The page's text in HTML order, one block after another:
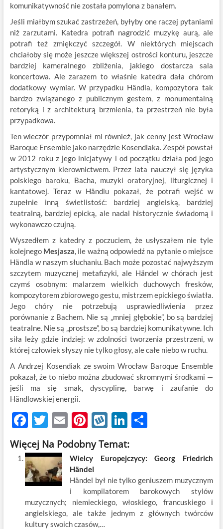
komunikatywność nie została pomylona z banałem.
Jeśli miałbym szukać zastrzeżeń, byłyby one raczej pytaniami
niż zarzutami. Katedra potrafi nagrodzić muzykę aurą, ale
potrafi też zmiękczyć szczegół. W niektórych miejscach
chciałoby się może jeszcze większej ostrości konturu, jeszcze
bardziej kameralnego zbliżenia, jakiego dostarcza sala
koncertowa. Ale zarazem to właśnie katedra dała chórom
dodatkowy wymiar. W przypadku Händla, kompozytora tak
bardzo związanego z publicznym gestem, z monumentalną
retoryką i z architekturą brzmienia, ta przestrzeń nie była
przypadkowa.
Ten wieczór przypomniał mi również, jak cenny jest Wrocław
Baroque Ensemble jako narzędzie Kosendiaka. Zespół powstał
w 2012 roku z jego inicjatywy i od początku działa pod jego
artystycznym kierownictwem. Przez lata nauczył się języka
polskiego baroku, Bacha, muzyki oratoryjnej, liturgicznej i
kantatowej. Teraz w Händlu pokazał, że potrafi wejść w
zupełnie inną świetlistość: bardziej angielską, bardziej
teatralną, bardziej epicką, ale nadal historycznie świadomą i
wykonawczo czujną.
Wyszedłem z katedry z poczuciem, że usłyszałem nie tyle
kolejnego Mesjasza, ile ważną odpowiedź na pytanie o miejsce
Händla w naszym słuchaniu. Bach może pozostać najwyższym
szczytem muzycznej metafizyki, ale Händel w chórach jest
czymś osobnym: malarzem wielkich duchowych fresków,
kompozytorem zbiorowego gestu, mistrzem epickiego światła.
Jego chóry nie potrzebują usprawiedliwienia przez
porównanie z Bachem. Nie są „mniej głębokie”, bo są bardziej
teatralne. Nie są „prostsze”, bo są bardziej komunikatywne. Ich
siła leży gdzie indziej: w zdolności tworzenia przestrzeni, w
której człowiek słyszy nie tylko głosy, ale całe niebo w ruchu.
A Andrzej Kosendiak ze swoim Wrocław Baroque Ensemble
pokazał, że to niebo można zbudować skromnymi środkami —
jeśli ma się smak, dyscyplinę, barwę i zaufanie do
Händlowskiej energii.
F
ac
e
b
o
o
k
T
w
itt
er
E
m
ail
Pi
nt
er
es
t
W
k
o
p
Li
k
e
dI
n
S
ar
Więcej Na Podobny Temat:
Wielcy Europejczycy: Georg Friedrich
Händel
Händel był nie tylko geniuszem muzycznym
i kompilatorem barokowych stylów
muzycznych; niemieckiego, włoskiego, francuskiego i
angielskiego, ale także jednym z głównych twórców
kultury swoich czasów,…